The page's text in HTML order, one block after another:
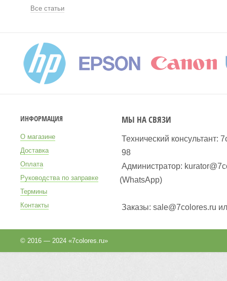
Все статьи
ИНФОРМАЦИЯ
О магазине
Доставка
Оплата
Руководства по заправке
Термины
Контакты
МЫ НА СВЯЗИ
Технический консультант:
98
Администратор:
(WhatsApp)
Заказы: sale@7colores.ru
© 2016 — 2024 «7colores.ru»